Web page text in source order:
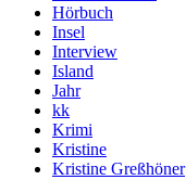
Hörbuch
Insel
Interview
Island
Jahr
kk
Krimi
Kristine
Kristine Greßhöner